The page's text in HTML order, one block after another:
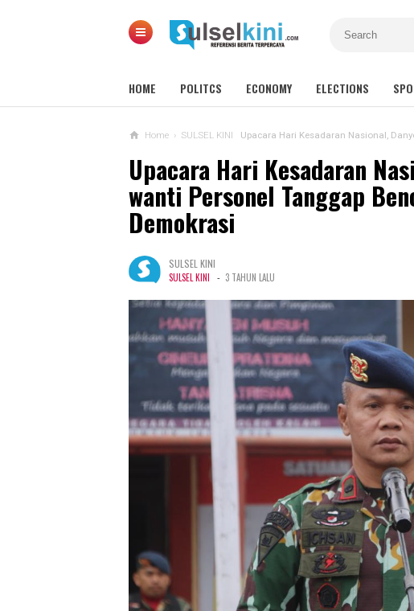
HOME POLITCS ECONOMY ELECTIONS
Home › SULSEL KINI Upacara Hari Kesadaran Nasional, Danyon
Upacara Hari Kesadaran
wanti Personel Tanggap
Demokrasi
SULSEL KINI
SULSEL KINI - 3 TAHUN LALU